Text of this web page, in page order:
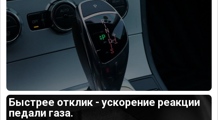
Быстрее отклик - ускорение реакции
педали газа.